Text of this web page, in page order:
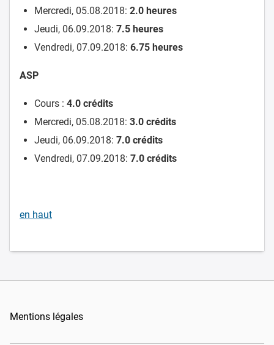
Mercredi, 05.08.2018: 2.0 heures
Jeudi, 06.09.2018: 7.5 heures
Vendredi, 07.09.2018: 6.75 heures
ASP
Cours : 4.0 crédits
Mercredi, 05.08.2018: 3.0 crédits
Jeudi, 06.09.2018: 7.0 crédits
Vendredi, 07.09.2018: 7.0 crédits
en haut
Mentions légales